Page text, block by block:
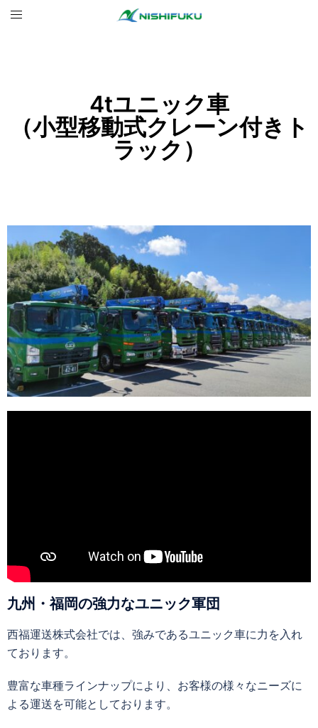
4tユニック車
（小型移動式クレーン付きト
ラック）
九州・福岡の強力なユニック軍団
西福運送株式会社では、強みであるユニック車に力を入れ
ております。
豊富な車種ラインナップにより、お客様の様々なニーズに
よる運送を可能としております。